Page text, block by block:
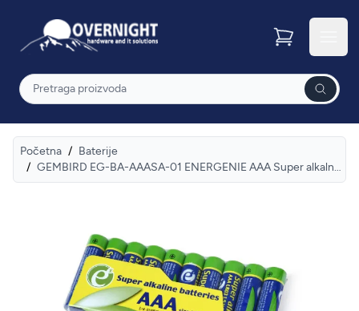
Overnight
Pretraga
Početna / Baterije
/
GEMBIRD EG-BA-AAASA-01 ENERGENIE AAA Super alkalne baterije LR3 PAK10 (cena po kom.)